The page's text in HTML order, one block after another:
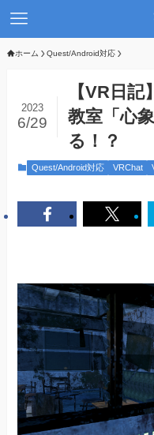
ホーム Quest/Android対応
【VR日
教室「心
る！？
2023
6/29
Quest/Android対応 VRChat